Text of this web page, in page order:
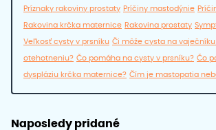
Príznaky rakoviny prostaty Príčiny mastodýnie
Rakovina krčka maternice Rakovina prostaty
Veľkosť cysty v prsníku Či môže cysta na
otehotneniu? Čo pomáha na cysty v prsníku? Čo
dyspláziu krčka maternice? Čím je mastopatia
Naposledy pridané